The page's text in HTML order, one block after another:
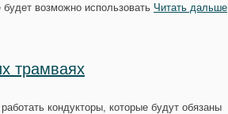
возможно использовать Читать дальше
трамваях
кондукторы, которые будут обязаны